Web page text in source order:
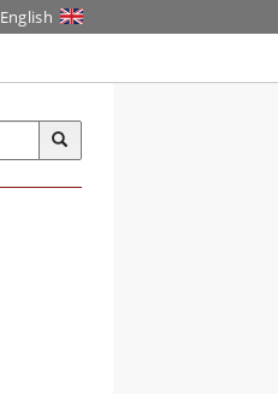
English